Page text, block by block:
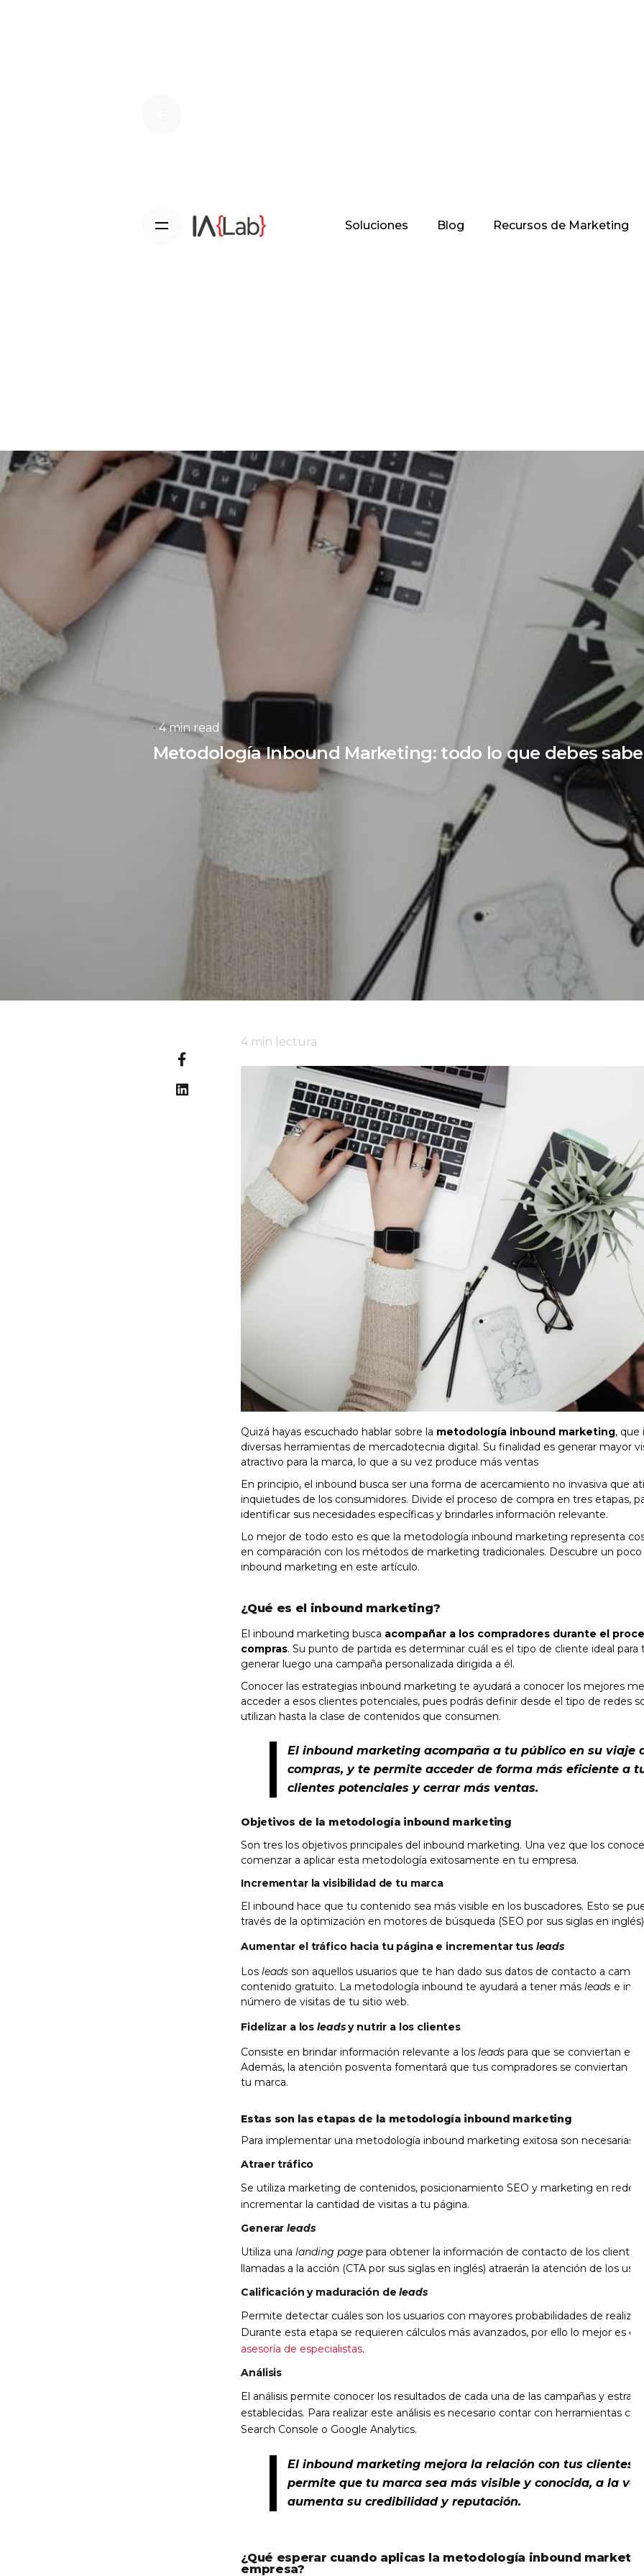
Soluciones Blog Recursos de Marketing
4 min read
Metodología Inbound Marketing: todo lo que debes
4 min lectura
Quizá hayas escuchado hablar sobre la metodología inbound marketing, que
diversas herramientas de mercadotecnia digital. Su finalidad es generar mayor
atractivo para la marca, lo que a su vez produce más ventas
En principio, el inbound busca ser una forma de acercamiento no invasiva que
inquietudes de los consumidores. Divide el proceso de compra en tres etapas,
identificar sus necesidades específicas y brindarles información relevante.
Lo mejor de todo esto es que la metodología inbound marketing representa
en comparación con los métodos de marketing tradicionales. Descubre un
inbound marketing en este artículo.
¿Qué es el inbound marketing?
El inbound marketing busca acompañar a los compradores durante el
compras. Su punto de partida es determinar cuál es el tipo de cliente ideal para
generar luego una campaña personalizada dirigida a él.
Conocer las estrategias inbound marketing te ayudará a conocer los mejores
acceder a esos clientes potenciales, pues podrás definir desde el tipo de redes
utilizan hasta la clase de contenidos que consumen.
El inbound marketing acompaña a tu público en su viaje
compras, y te permite acceder de forma más eficiente a
clientes potenciales y cerrar más ventas.
Objetivos de la metodología inbound marketing
Son tres los objetivos principales del inbound marketing. Una vez que los
comenzar a aplicar esta metodología exitosamente en tu empresa.
Incrementar la visibilidad de tu marca
El inbound hace que tu contenido sea más visible en los buscadores. Esto se
través de la optimización en motores de búsqueda (SEO por sus siglas en
Aumentar el tráfico hacia tu página e incrementar tus leads
Losleads son aquellos usuarios que te han dado sus datos de contacto a
contenido gratuito. La metodología inbound te ayudará a tener másleads e
número de visitas de tu sitio web.
Fidelizar a losleadsy nutrir a los clientes
Consiste en brindar información relevante a losleads para que se conviertan en
Además, la atención posventa fomentará que tus compradores se conviertan
tu marca.
Estas son las etapas de la metodología inbound marketing
Para implementar una metodología inbound marketing exitosa son necesarias
Atraer tráfico
Se utiliza marketing de contenidos, posicionamiento SEO y marketing en redes
incrementar la cantidad de visitas a tu página.
Generarleads
Utiliza unalanding page para obtener la información de contacto de los
llamadas a la acción (CTA por sus siglas en inglés) atraerán la atención de los
Calificación y maduración de leads
Permite detectar cuáles son los usuarios con mayores probabilidades de
Durante esta etapa se requieren cálculos más avanzados, por ello lo mejor es
asesoría de especialistas.
Análisis
El análisis permite conocer los resultados de cada una de las campañas y
establecidas. Para realizar este análisis es necesario contar con herramientas
Search Console o Google Analytics.
El inbound marketing mejora la relación con tus clientes,
permite que tu marca sea más visible y conocida, a la
aumenta su credibilidad y reputación.
¿Qué esperar cuando aplicas la metodología inbound
empresa?